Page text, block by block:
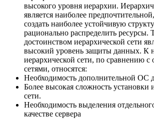
высокого уровня иерархии.
является наиболее
создать наиболее устойчивую
рационально распределить ресурсы.
достоинством иерархической сети
высокий уровень защиты данных. К
иерархической сети, по сравнению
сетями, относятся:
Необходимость дополнительной ОС
Более высокая сложность установки
сети.
Необходимость выделения
качестве сервера